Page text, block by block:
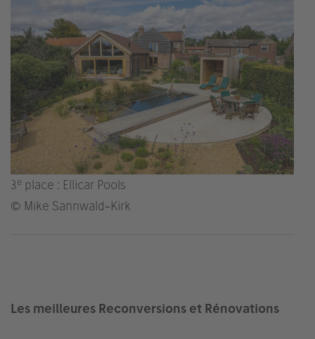
3e place : Ellicar Pools
© Mike Sannwald-Kirk
Les meilleures Reconversions et Rénovations